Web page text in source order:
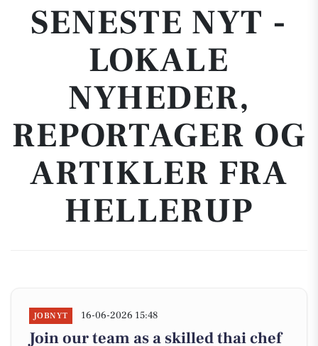
SENESTE NYT -
LOKALE
NYHEDER,
REPORTAGER OG
ARTIKLER FRA
HELLERUP
JOBNYT 16-06-2026 15:48
Join our team as a skilled thai chef